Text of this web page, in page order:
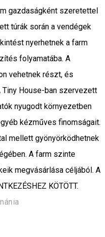
gazdaságként szeretettel
túrák során a vendégek
nyerhetnek a farm
folyamatába. A
vehetnek részt, és
Tiny House-ban szervezett
nyugodt környezetben
kézműves finomságait.
mellett gyönyörködhetnek
A farm szinte
megvásárlása céljából. A
KÖTÖTT.